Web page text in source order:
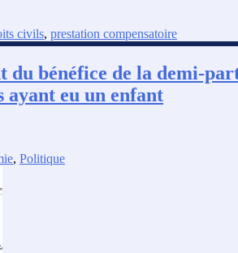
civils, prestation compensatoire
du bénéfice de la demi-
ayant eu un enfant
, Politique